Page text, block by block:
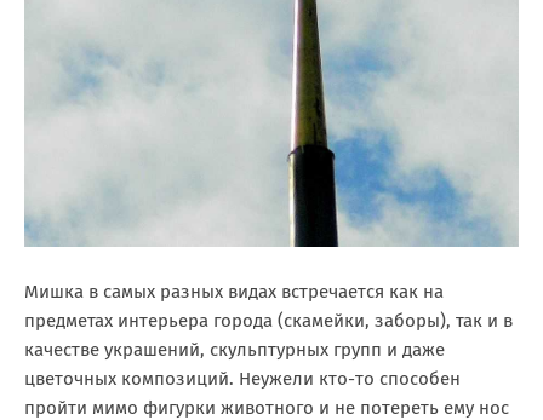
Мишка в самых разных видах встречается как на
предметах интерьера города (скамейки, заборы), так и в
качестве украшений, скульптурных групп и даже
цветочных композиций. Неужели кто-то способен
пройти мимо фигурки животного и не потереть ему нос